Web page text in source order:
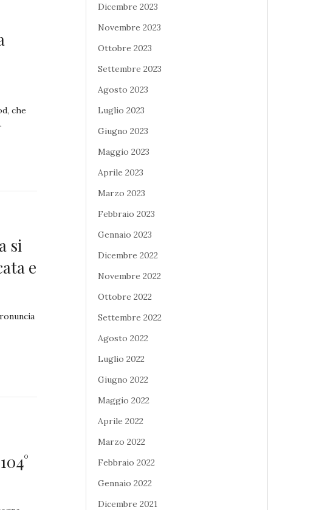
che
si
e
Dicembre 2023
Novembre 2023
Ottobre 2023
Settembre 2023
Agosto 2023
Luglio 2023
Giugno 2023
Maggio 2023
Aprile 2023
Marzo 2023
Febbraio 2023
Gennaio 2023
Dicembre 2022
Novembre 2022
Ottobre 2022
Settembre 2022
Agosto 2022
Luglio 2022
Giugno 2022
Maggio 2022
Aprile 2022
Marzo 2022
Febbraio 2022
Gennaio 2022
Dicembre 2021